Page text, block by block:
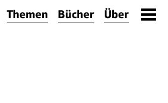
Themen Bücher Über